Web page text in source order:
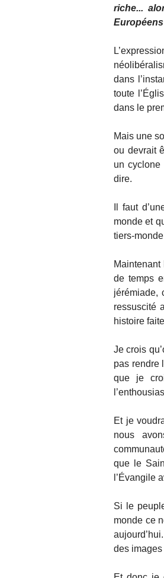
riche...
dans
toute
dans le
Mais une
ou devrait
un cyclone
dire.
Il faut
monde et
tiers-
de temps
jérémiade,
ressuscité
histoire
Je crois
pas rendre
que je
Et je
nous
que le
l’Évangile
Si le
monde ce
des